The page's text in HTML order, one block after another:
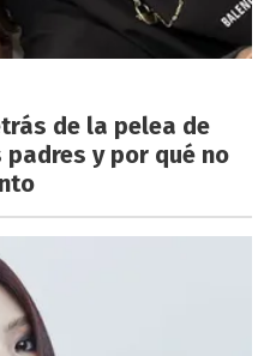
de la pelea de
y por qué no